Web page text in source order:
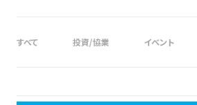
すべて 投資/協業 イベント